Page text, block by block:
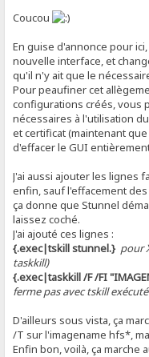
Coucou
En guise d'annonce pour
nouvelle interface, et
qu'il n'y ait que le
Pour peaufiner cet
configurations créés, vous
nécessaires à l'utilisation
et certificat (maintenant
d'effacer le GUI
J'ai aussi ajouter les lignes
enfin, sauf l'effacement des
ça donne que Stunnel
laissez coché.
J'ai ajouté ces lignes :
{.exec|tskill stunnel.} pour
taskkill)
{.exec|taskkill /F /FI
ferme pas avec tskill
D'ailleurs sous vista, ça
/T sur l'imagename hfs*,
Enfin bon, voilà, ça marche